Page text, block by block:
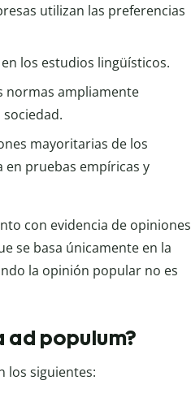
utilizan las preferencias
los estudios lingüísticos.
normas ampliamente
mayoritarias de los
en pruebas empíricas y
con evidencia de opiniones
se basa únicamente en la
la opinión popular no es
ad populum?
los siguientes: